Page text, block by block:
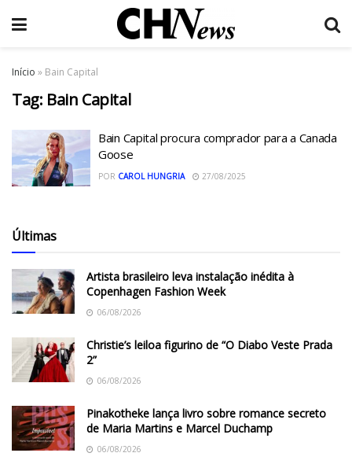
Início » Bain Capital
Tag: Bain Capital
Bain Capital procura comprador para a Canada
Goose
POR CAROL HUNGRIA 27/08/2025
Últimas
Artista brasileiro leva instalação inédita à
Copenhagen Fashion Week
06/08/2026
Christie’s leiloa figurino de “O Diabo Veste Prada
2”
06/08/2026
Pinakotheke lança livro sobre romance secreto
de Maria Martins e Marcel Duchamp
06/08/2026